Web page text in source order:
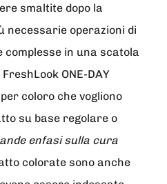
smaltite dopo la
necessarie operazioni di
complesse in una scatola
FreshLook ONE-DAY
coloro che vogliono
su base regolare o
enfasi sulla cura
colorate sono anche